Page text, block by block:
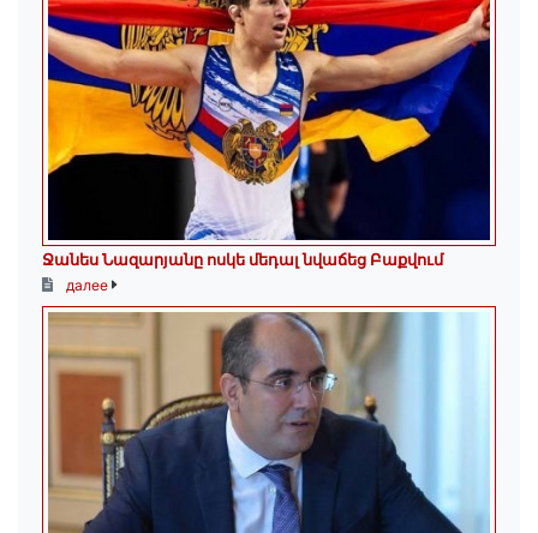
Ջանես Նազարյանը ոսկե մեդալ նվաճեց Բաքվում
далее